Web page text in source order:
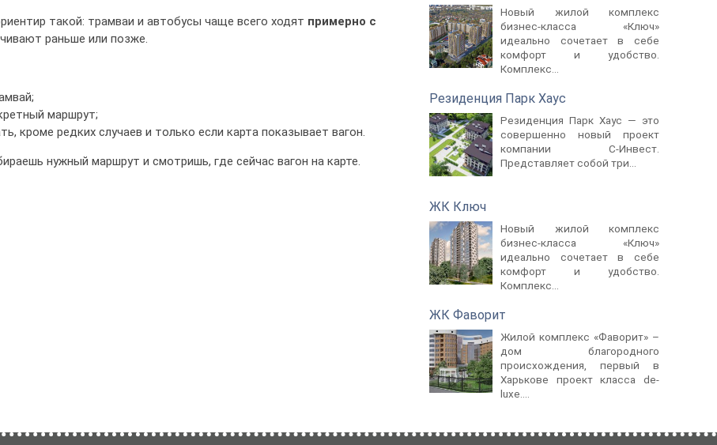
такой: трамваи и автобусы чаще всего ходят примерно с
раньше или позже.
маршрут;
кроме редких случаев и только если карта показывает вагон.
нужный маршрут и смотришь, где сейчас вагон на карте.
Новый жилой комплекс
бизнес-класса «Ключ»
идеально сочетает в себе
комфорт и удобство.
Комплекс...
Резиденция Парк Хаус
Резиденция Парк Хаус — это
совершенно новый проект
компании С-Инвест.
Представляет собой три...
ЖК Ключ
Новый жилой комплекс
бизнес-класса «Ключ»
идеально сочетает в себе
комфорт и удобство.
Комплекс...
ЖК Фаворит
Жилой комплекс «Фаворит» –
дом благородного
происхождения, первый в
Харькове проект класса de-
luxе....